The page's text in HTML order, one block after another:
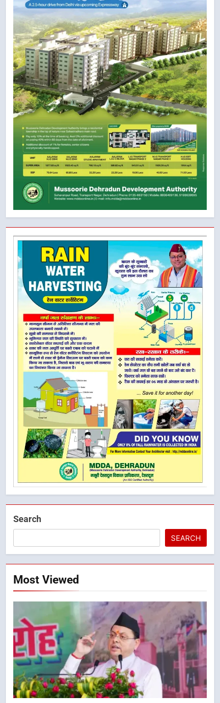
Search
SEARCH
Most Viewed
5
एमडीडीए बोर्ड बैठक में 25 विकास प्रस्तावों